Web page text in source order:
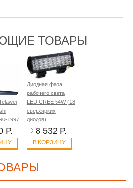
ТОВАРЫ
1997
Р.
Диодная фара
рабочего света
LED-CREE 54W (18
сверхярких
диодов)
8 532 Р.
В КОРЗИНУ